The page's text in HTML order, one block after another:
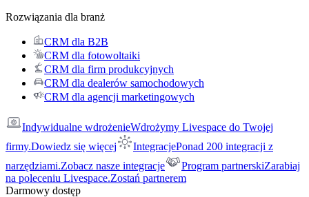
Rozwiązania dla branż
CRM dla B2B
CRM dla fotowoltaiki
CRM dla firm produkcyjnych
CRM dla dealerów samochodowych
CRM dla agencji marketingowych
Indywidualne wdrożenieWdrożymy Livespace do Twojej
firmy.Dowiedz się więcej IntegracjePonad 200 integracji z
narzędziami.Zobacz nasze integracje Program partnerskiZarabiaj
na poleceniu Livespace.Zostań partnerem
Darmowy dostęp